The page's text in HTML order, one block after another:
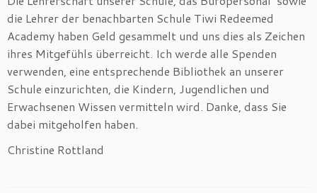
die Lehrer der benachbarten Schule Tiwi Redeemed
Academy haben Geld gesammelt und uns dies als Zeichen
ihres Mitgefühls überreicht. Ich werde alle Spenden
verwenden, eine entsprechende Bibliothek an unserer
Schule einzurichten, die Kindern, Jugendlichen und
Erwachsenen Wissen vermitteln wird. Danke, dass Sie
dabei mitgeholfen haben.
Christine Rottland